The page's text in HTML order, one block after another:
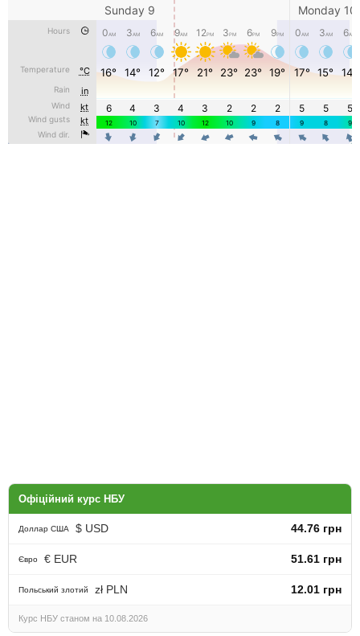
Офіційний курс НБУ
Доллар США $ USD 44.76 грн
Євро € EUR 51.61 грн
Польський злотий zł PLN 12.01 грн
Курс НБУ станом на 10.08.2026